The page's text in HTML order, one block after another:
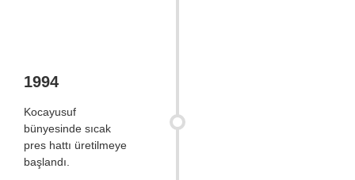
1994
Kocayusuf
bünyesinde sıcak
pres hattı üretilmeye
başlandı.